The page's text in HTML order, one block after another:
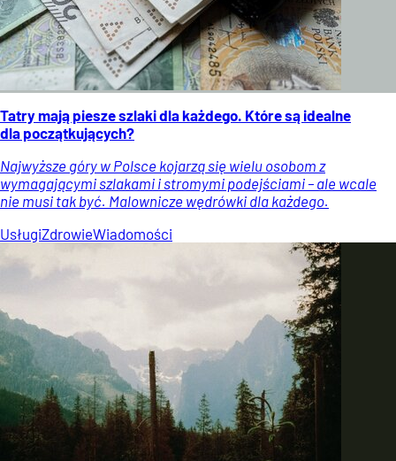
Tatry mają piesze szlaki dla każdego. Które są idealne
dla początkujących?
Najwyższe góry w Polsce kojarzą się wielu osobom z
wymagającymi szlakami i stromymi podejściami – ale wcale
nie musi tak być. Malownicze wędrówki dla każdego.
UsługiZdrowieWiadomości